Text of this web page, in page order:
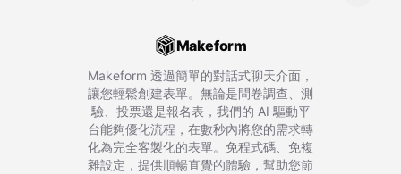
Makeform
Makeform 透過簡單的對話式聊天介面，
讓您輕鬆創建表單。無論是問卷調查、測
驗、投票還是報名表，我們的 AI 驅動平
台能夠優化流程，在數秒內將您的需求轉
化為完全客製化的表單。免程式碼、免複
雜設定，提供順暢直覺的體驗，幫助您節